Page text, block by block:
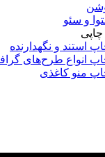
و سئو
استند و نگهدارنده
انواع طرح‌های
منو کاغذی